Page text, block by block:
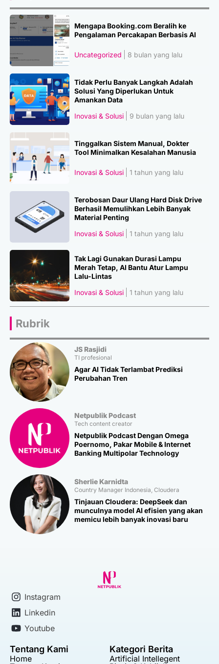
Mengapa Booking.com Beralih ke
Pengalaman Percakapan Berbasis AI
Uncategorized 8 bulan yang lalu
Tidak Perlu Banyak Langkah Adalah
Solusi Yang Diperlukan Untuk
Amankan Data
Inovasi & Solusi
9 bulan yang lalu
Tinggalkan Sistem Manual, Dokter
Tool Minimalkan Kesalahan Manusia
Inovasi & Solusi 1 tahun yang lalu
Terobosan Daur Ulang Hard Disk Drive
Berhasil Memulihkan Lebih Banyak
Material Penting
Inovasi & Solusi
1 tahun yang lalu
Tak Lagi Gunakan Durasi Lampu
Merah Tetap, AI Bantu Atur Lampu
Lalu-Lintas
Inovasi & Solusi
1 tahun yang lalu
Rubrik
JS Rasjidi
TI profesional
Agar AI Tidak Terlambat Prediksi
Perubahan Tren
Netpublik Podcast
Tech content creator
Netpublik Podcast Dengan Omega
Poernomo, Pakar Mobile & Internet
Banking Multipolar Technology
Sherlie Karnidta
Country Manager Indonesia, Cloudera
Tinjauan Cloudera: DeepSeek dan
munculnya model AI efisien yang akan
memicu lebih banyak inovasi baru
Instagram
Linkedin
Youtube
Tentang Kami
Home
Kategori Berita
Artificial Intellegent